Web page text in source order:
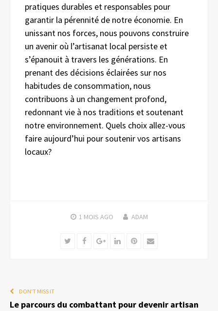
pratiques durables et responsables pour
garantir la pérennité de notre économie. En
unissant nos forces, nous pouvons construire
un avenir où l’artisanat local persiste et
s’épanouit à travers les générations. En
prenant des décisions éclairées sur nos
habitudes de consommation, nous
contribuons à un changement profond,
redonnant vie à nos traditions et soutenant
notre environnement. Quels choix allez-vous
faire aujourd’hui pour soutenir vos artisans
locaux?
1 MOIS AGO ADAM
TwitterFacebookGoogle+LinkedInPinterest
Email
DON'T MISS IT
Le parcours du combattant pour devenir artisan